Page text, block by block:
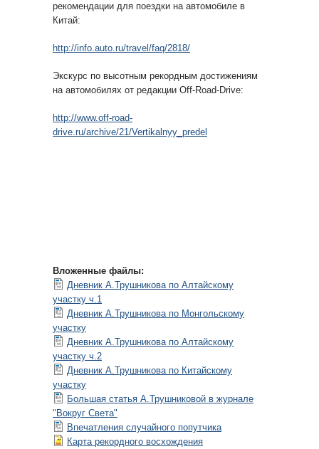
рекомендации для поездки на автомобиле в
Китай:
http://info.auto.ru/travel/faq/2818/
Экскурс по высотным рекордным достижениям
на автомобилях от редакции Off-Road-Drive:
http://www.off-road-
drive.ru/archive/21/Vertikalnyy_predel
Вложенные файлы:
Дневник А.Трушникова по Алтайскому
участку ч.1
Дневник А.Трушникова по Монгольскому
участку
Дневник А.Трушникова по Алтайскому
участку ч.2
Дневник А.Трушникова по Китайскому
участку
Большая статья А.Трушниковой в журнале
"Вокруг Света"
Впечатления случайного попутчика
Карта рекордного восхождения